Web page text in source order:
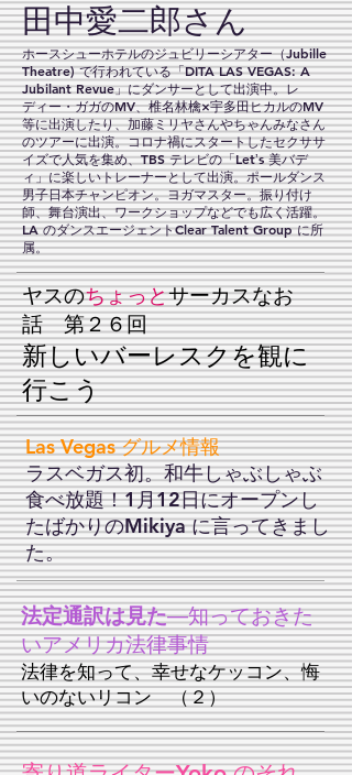
田中​愛二郎さん
ホースシューホテルのジュビリーシアター（Jubille
Theatre) で行われている「DITA LAS VEGAS: A
Jubilant Revue」にダンサーとして出演中。レ
ディー・ガガのMV、椎名林檎×宇多田ヒカルのMV
等に出演したり、加藤ミリヤさんやちゃんみなさん
のツアーに出演。コロナ禍にスタートしたセクササ
イズで人気を集め、TBS テレビの「Letʼs 美バデ
ィ」に楽しいトレーナーとして出演。ポールダンス
男子日本チャンピオン。ヨガマスター。振り付け
師、舞台演出、ワークショップなどでも広く活躍。
LA のダンスエージェントClear Talent Group に所
属。
ヤスのちょっとサーカスなお
話第２６回
新しいバーレスクを観に
行こう
Las Vegas グルメ情報
ラスベガス初。和牛しゃぶしゃぶ
食べ放題！1月12日にオープンし
たばかりのMikiya に言ってきまし
た。
法定通訳は見た—知っておきた
いアメリカ法律事情
法律を知って、幸せなケッコン、悔
いのないリコン （２）